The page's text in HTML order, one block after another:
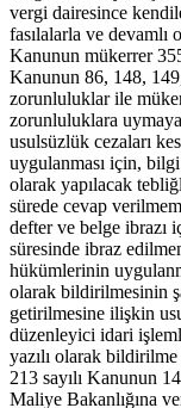
vergi dairesince
fasılalarla ve devamlı
Kanunun mükerrer
Kanunun 86, 148,
zorunluluklar ile
zorunluluklara
usulsüzlük cezaları
uygulanması için,
olarak yapılacak
sürede cevap
defter ve belge ibrazı
süresinde ibraz
hükümlerinin
olarak bildirilmesinin
getirilmesine ilişkin
düzenleyici idari
yazılı olarak bildirilme
213 sayılı Kanunun
Maliye Bakanlığına